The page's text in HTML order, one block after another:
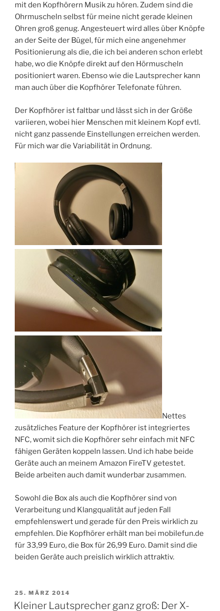
mit den Kopfhörern Musik zu hören. Zudem sind die
Ohrmuscheln selbst für meine nicht gerade kleinen
Ohren groß genug. Angesteuert wird alles über Knöpfe
an der Seite der Bügel, für mich eine angenehmer
Positionierung als die, die ich bei anderen schon erlebt
habe, wo die Knöpfe direkt auf den Hörmuscheln
positioniert waren. Ebenso wie die Lautsprecher kann
man auch über die Kopfhörer Telefonate führen.
Der Kopfhörer ist faltbar und lässt sich in der Größe
variieren, wobei hier Menschen mit kleinem Kopf evtl.
nicht ganz passende Einstellungen erreichen werden.
Für mich war die Variabilität in Ordnung.
Nettes
zusätzliches Feature der Kopfhörer ist integriertes
NFC, womit sich die Kopfhörer sehr einfach mit NFC
fähigen Geräten koppeln lassen. Und ich habe beide
Geräte auch an meinem Amazon FireTV getestet.
Beide arbeiten auch damit wunderbar zusammen.
Sowohl die Box als auch die Kopfhörer sind von
Verarbeitung und Klangqualität auf jeden Fall
empfehlenswert und gerade für den Preis wirklich zu
empfehlen. Die Kopfhörer erhält man bei mobilefun.de
für 33,99 Euro, die Box für 26,99 Euro. Damit sind die
beiden Geräte auch preislich wirklich attraktiv.
VERÖFFENTLICHT
AM
25. MÄRZ 2014
Kleiner Lautsprecher ganz groß: Der X-